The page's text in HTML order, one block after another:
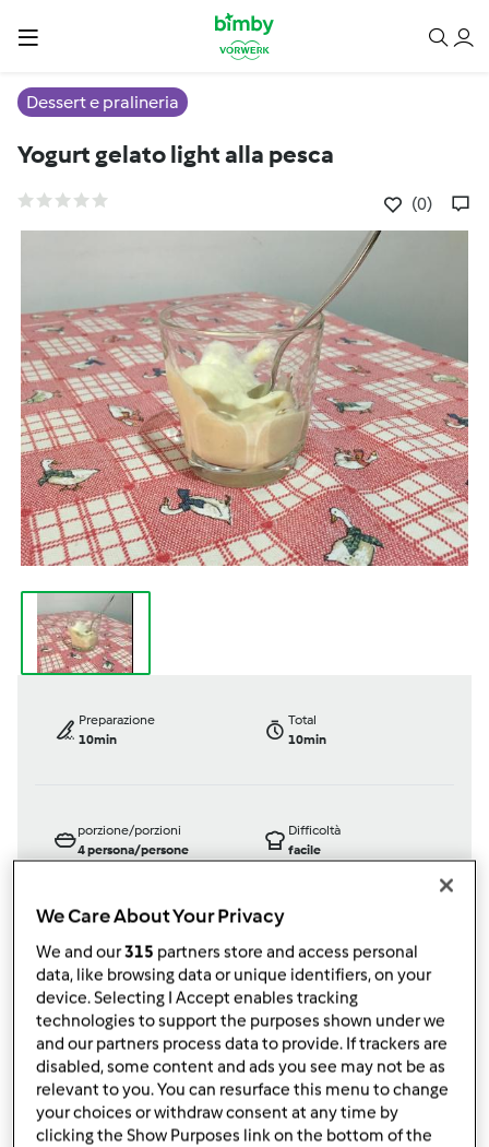
Dessert e pralineria
Yogurt gelato light alla pesca
(0)
Preparazione
10min
Total
10min
porzione/porzioni
4persona/persone
Difficoltà
facile
Bimby ® TM 5
daRobia68
published: 05-08-2019
Aggiungi alle mie raccolte
condividi la ricetta
Crea variante
We Care About Your Privacy
We and our315 partners store and access personal
data, like browsing data or unique identifiers, on your
device. Selecting I Accept enables tracking
technologies to support the purposes shown under we
and our partners process data to provide. If trackers are
disabled, some content and ads you see may not be as
relevant to you. You can resurface this menu to change
your choices or withdraw consent at any time by
clicking the Show Purposes link on the bottom of the